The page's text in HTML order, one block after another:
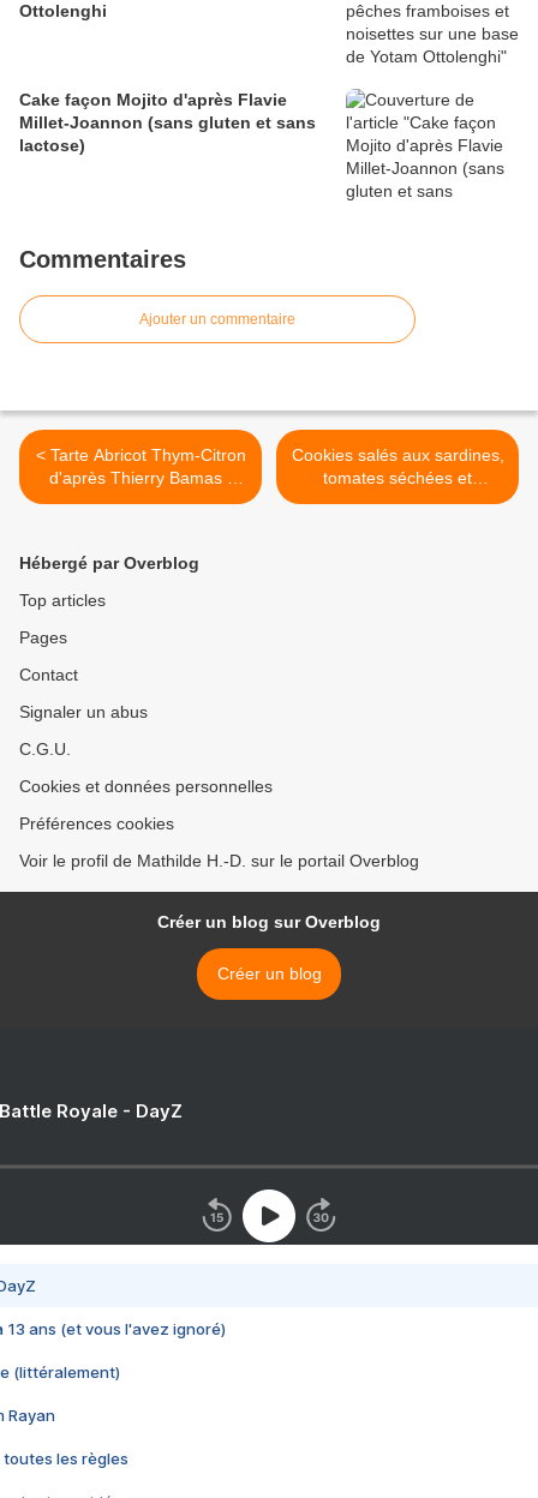
Ottolenghi
Cake façon Mojito d'après Flavie
Millet-Joannon (sans gluten et sans
lactose)
Commentaires
Ajouter un commentaire
< Tarte Abricot Thym-Citron
d'après Thierry Bamas :
fond de tarte en trompe-
biscuit Joconde, gelée
d'abricots avec morceaux
Cookies salés aux sardines,
tomates séchées et
parmesan d'après Grand
Hébergé par Overblog
Top articles
Pages
Contact
Signaler un abus
C.G.U.
Cookies et données personnelles
Préférences cookies
Voir le profil de Mathilde H.-D. sur le portail Overblog
Créer un blog sur Overblog
Créer un blog
Royale - DayZ
13 ans (et vous l'avez ignoré)
(littéralement)
Rayan
toutes les règles